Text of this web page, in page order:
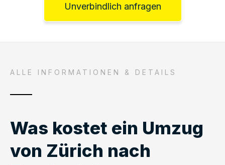
Unverbindlich anfragen
ALLE INFORMATIONEN & DETAILS
Was kostet ein Umzug
von Zürich nach